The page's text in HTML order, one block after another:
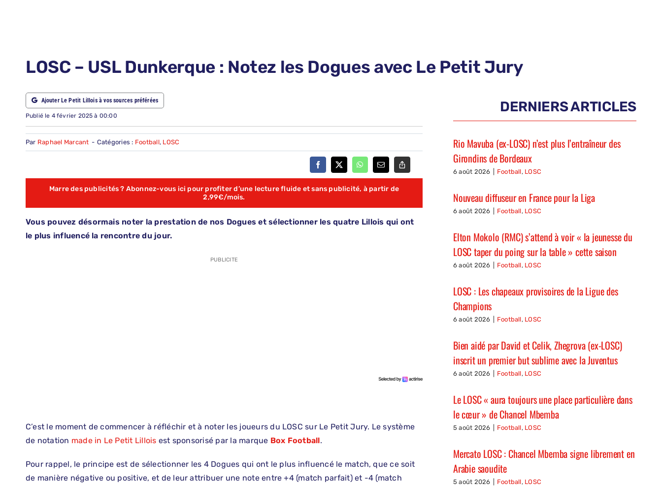
RECHERCHER:
LOSC – USL Dunkerque : Notez les Dogues avec Le Petit Jury
Ajouter Le Petit Lillois à vos sources préférées
Publié le 4 février 2025 à 00:00
Par Raphael Marcant - Catégories : Football, LOSC
Marre des publicités ? Abonnez-vous ici pour profiter d’une lecture fluide et sans publicité, à partir de
2,99€/mois.
Vous pouvez désormais noter la prestation de nos Dogues et sélectionner les quatre Lillois qui ont
le plus influencé la rencontre du jour.
PUBLICITE
C’est le moment de commencer à réfléchir et à noter les joueurs du LOSC sur Le Petit Jury. Le système
de notation made in Le Petit Lillois est sponsorisé par la marque Box Football.
Pour rappel, le principe est de sélectionner les 4 Dogues qui ont le plus influencé le match, que ce soit
de manière négative ou positive, et de leur attribuer une note entre +4 (match parfait) et -4 (match
DERNIERS ARTICLES
Rio Mavuba (ex-LOSC) n’est plus l’entraîneur des
Girondins de Bordeaux
6 août 2026 Football, LOSC
Nouveau diffuseur en France pour la Liga
6 août 2026 Football, LOSC
Elton Mokolo (RMC) s’attend à voir « la jeunesse du
LOSC taper du poing sur la table » cette saison
6 août 2026 Football, LOSC
LOSC : Les chapeaux provisoires de la Ligue des
Champions
6 août 2026 Football, LOSC
Bien aidé par David et Celik, Zhegrova (ex-LOSC)
inscrit un premier but sublime avec la Juventus
6 août 2026 Football, LOSC
Le LOSC « aura toujours une place particulière dans
le cœur » de Chancel Mbemba
5 août 2026 Football, LOSC
Mercato LOSC : Chancel Mbemba signe librement en
Arabie saoudite
5 août 2026 Football, LOSC